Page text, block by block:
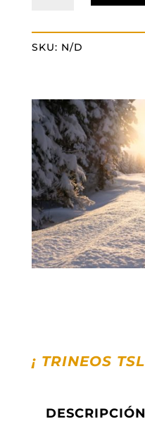
SKU: N/D
¡ TRINEOS TSL
DESCRIPCIÓN